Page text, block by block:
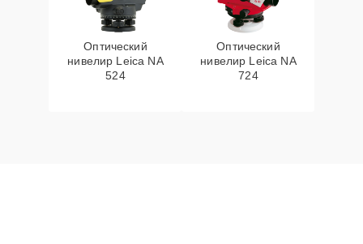
Оптический
нивелир Leica NA
524
Оптический
нивелир Leica NA
724